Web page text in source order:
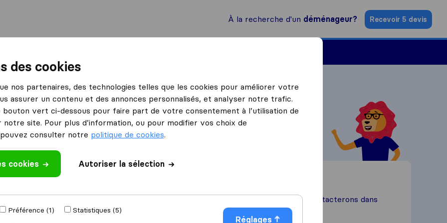
À la recherche d'un déménageur? Recevoir 5 devis
et marketing.
d'avis, votre
canaux de
plus de clients
Remplissez ce formulaire et nous vous contacterons dans
les plus brefs délais.
des cookies
nos partenaires, des technologies telles que les cookies pour améliorer votre
assurer un contenu et des annonces personnalisés, et analyser notre trafic.
bouton vert ci-dessous pour faire part de votre consentement à l’utilisation de
site. Pour plus d’information, ou pour modifier vos choix de
consulter notre politique de cookies.
cookies Autoriser la sélection
Préférence (1)
Statistiques (5)
Réglages